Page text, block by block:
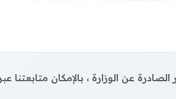
الصادرة عن الوزارة ، بالإمكان